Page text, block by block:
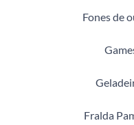
Fones de
Fralda